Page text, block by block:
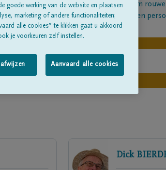
Een platform om
te betuigen met een
Dick
goede werking van de website en plaatsen
marketing of andere functionaliteiten;
alle cookies” te klikken gaat u akkoord
je voorkeuren zelf instellen.
Aanvaard alle cookies